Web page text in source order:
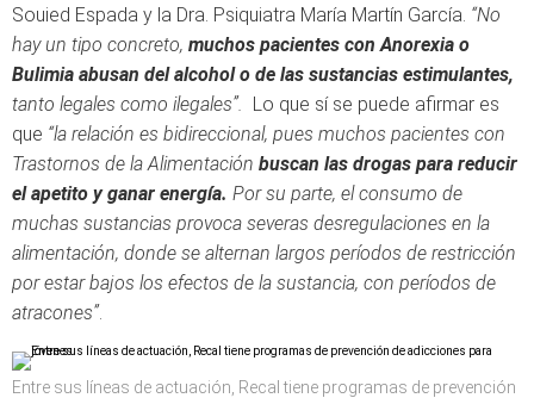
Souied Espada y la Dra. Psiquiatra María Martín García. “No
hay un tipo concreto, muchos pacientes con Anorexia o
Bulimia abusan del alcohol o de las sustancias estimulantes,
tanto legales como ilegales”. Lo que sí se puede afirmar es
que “la relación es bidireccional, pues muchos pacientes con
Trastornos de la Alimentación buscan las drogas para reducir
el apetito y ganar energía. Por su parte, el consumo de
muchas sustancias provoca severas desregulaciones en la
alimentación, donde se alternan largos períodos de restricción
por estar bajos los efectos de la sustancia, con períodos de
atracones”.
Entre sus líneas de actuación, Recal tiene programas de prevención